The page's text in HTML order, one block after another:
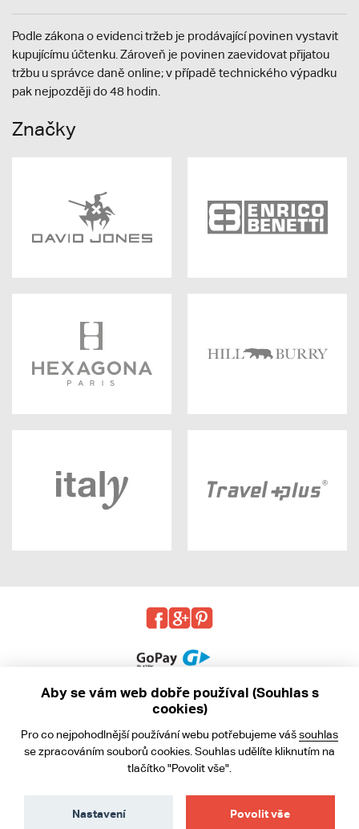
Podle zákona o evidenci tržeb je prodávající povinen vystavit
kupujícímu účtenku. Zároveň je povinen zaevidovat přijatou
tržbu u správce daně online; v případě technického výpadku
pak nejpozději do 48 hodin.
Značky
Obchodní podmínky
Ochrana osobních údajů
Aby se vám web dobře používal (Souhlas s
cookies)
Pro co nejpohodlnější používání webu potřebujeme vášsouhlas
se zpracováním souborů cookies. Souhlas udělíte kliknutím na
tlačítko "Povolit vše".
Povolit vše
Nastavení